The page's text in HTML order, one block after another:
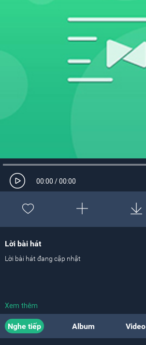
00:00 /00:00
Lời bài hát
Lời bài hát đang cập nhật
Xem thêm
Nghe tiếp Album Video